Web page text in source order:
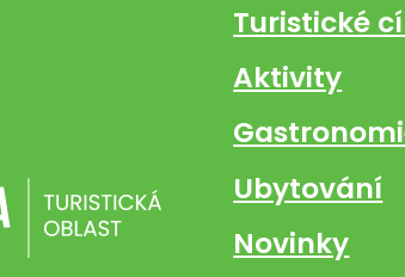
Turistické
Aktivity
Ubytování
Novinky